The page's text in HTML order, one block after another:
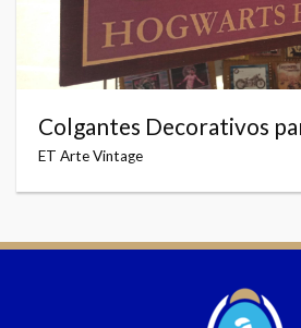
Colgantes Decorativos
ET Arte Vintage